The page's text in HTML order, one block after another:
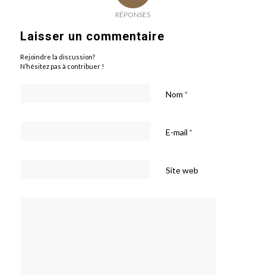
RÉPONSES
Laisser un commentaire
Rejoindre la discussion?
N’hésitez pas à contribuer !
Nom *
E-mail *
Site web